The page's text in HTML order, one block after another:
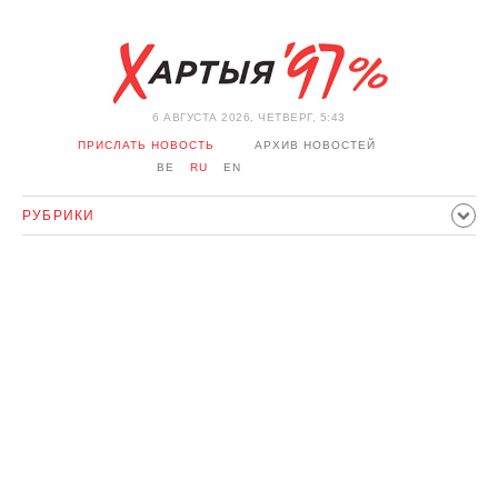
6 АВГУСТА 2026, ЧЕТВЕРГ, 5:43
ПРИСЛАТЬ НОВОСТЬ
АРХИВ НОВОСТЕЙ
BE
RU EN
РУБРИКИ